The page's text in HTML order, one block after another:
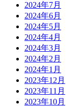
2024年7月
2024年6月
2024年5月
2024年4月
2024年3月
2024年2月
2024年1月
2023年12月
2023年11月
2023年10月